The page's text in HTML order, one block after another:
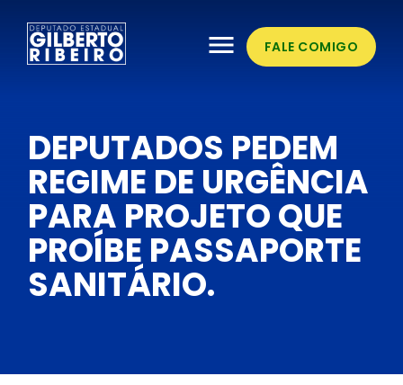
FALE COMIGO
menu
DEPUTADOS PEDEM
REGIME DE URGÊNCIA
PARA PROJETO QUE
PROÍBE PASSAPORTE
SANITÁRIO.